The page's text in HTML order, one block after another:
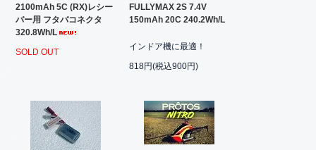
2100mAh 5C (RX)レシー
バー用 フタバコネクタ
320.8Wh/L
SOLD OUT
FULLYMAX 2S 7.4V
150mAh 20C 240.2Wh/L
インドア機に最適！
818円(税込900円)